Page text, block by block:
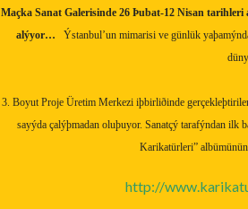
Maçka Sanat Galerisinde 26 Þubat-12 Nisan
alýyor…
Ýstanbul’un mimarisi ve günlük
3. Boyut Proje Üretim Merkezi iþbirliðinde
sayýda çalýþmadan oluþuyor. Sanatçý tarafýndan
Karikatürleri”
http://